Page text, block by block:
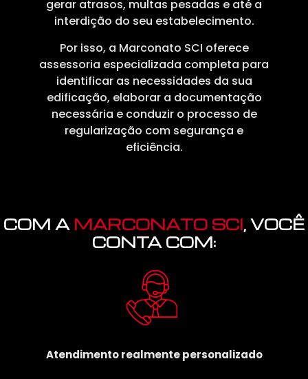
gerar atrasos, multas pesadas e até a
interdição do seu estabelecimento.
Por isso, a Marconato SCI oferece
assessoria especializada completa para
identificar as necessidades da sua
edificação, elaborar a documentação
necessária e conduzir o processo de
regularização com segurança e
eficiência.
COM A MARCONATO SCI, VOCÊ
CONTA COM:
Atendimento realmente personalizado